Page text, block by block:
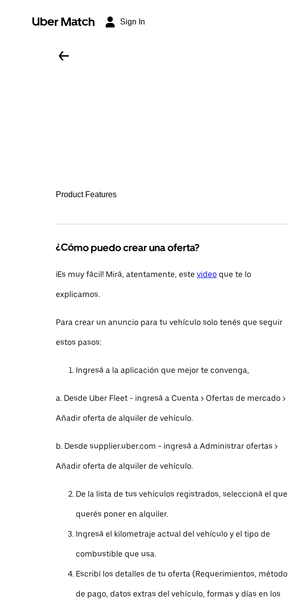
Uber Match Sign In
Product Features
¿Cómo puedo crear una oferta?
¡Es muy fácil! Mirá, atentamente, este video que te lo
explicamos.
Para crear un anuncio para tu vehículo solo tenés que seguir
estos pasos:
Ingresá a la aplicación que mejor te convenga,
a. Desde Uber Fleet - ingresá a Cuenta > Ofertas de mercado >
Añadir oferta de alquiler de vehículo.
b. Desde supplier.uber.com - ingresá a Administrar ofertas >
Añadir oferta de alquiler de vehículo.
De la lista de tus vehículos registrados, seleccioná el que
querés poner en alquiler.
Ingresá el kilometraje actual del vehículo y el tipo de
combustible que usa.
Escribí los detalles de tu oferta (Requerimientos, método
de pago, datos extras del vehículo, formas y días en los